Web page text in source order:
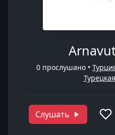
0 прослушано •
Слушать